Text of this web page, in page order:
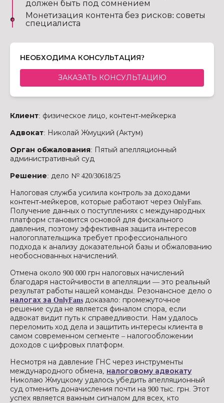
должен быть под сомнением
Монетизация контента без рисков: советы
специалиста
НЕОБХОДИМА КОНСУЛЬТАЦИЯ?
ЗАКАЗАТЬ КОНСУЛЬТАЦИЮ
Клиент: физическое лицо, контент-мейкерка
Адвокат: Николай Жмуцкий (Актум)
Орган обжалования: Пятый апелляционный
административный суд
Решение: дело № 420/30618/25
Налоговая служба усилила контроль за доходами
контент-мейкеров, которые работают через OnlyFans.
Получение данных о поступлениях с международных
платформ становится основой для фискального
давления, поэтому эффективная защита интересов
налогоплательщика требует профессионального
подхода к анализу доказательной базы и обжалованию
необоснованных начислений.
Отмена около 900 000 грн налоговых начислений
благодаря настойчивости в апелляции — это реальный
результат работы нашей команды. Резонансное дело о
налогах за OnlyFans доказало: промежуточное
решение суда не является финалом спора, если
адвокат видит путь к справедливости. Нам удалось
переломить ход дела и защитить интересы клиента в
самом современном сегменте – налогообложении
доходов с цифровых платформ.
Несмотря на давление ГНС через инструменты
международного обмена, налоговому адвокату
Николаю Жмуцкому удалось убедить апелляционный
суд отменить доначисления почти на 900 тыс. грн. Этот
успех является важным сигналом для всех, кто